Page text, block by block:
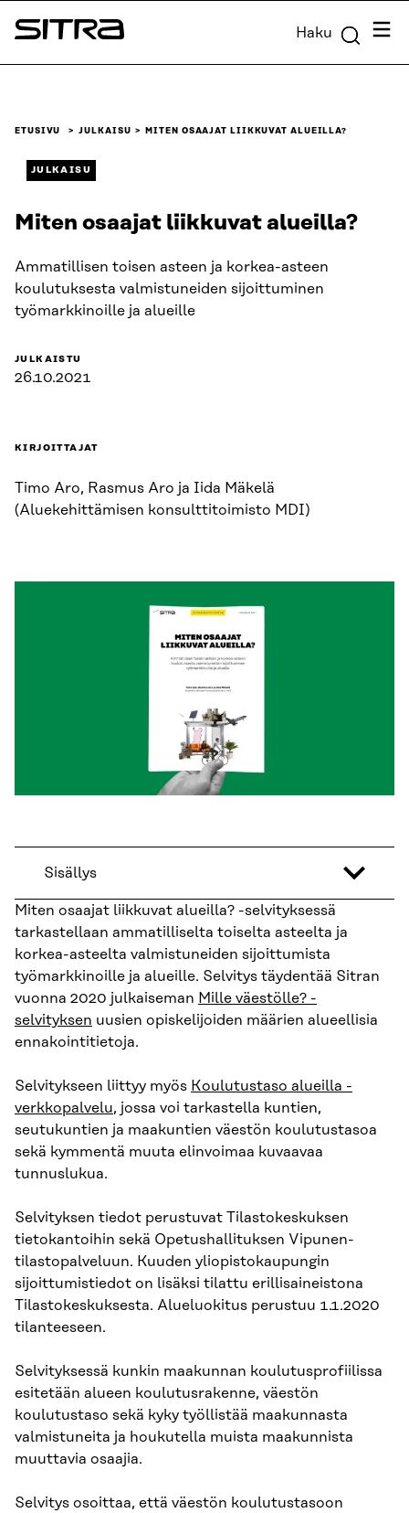
Siirry
suoraan
Sitra Haku
ETUSIVU JULKAISU MITEN OSAAJAT LIIKKUVAT ALUEILLA?
JULKAISU
Miten osaajat liikkuvat alueilla?
Ammatillisen toisen asteen ja korkea-asteen
koulutuksesta valmistuneiden sijoittuminen
työmarkkinoille ja alueille
JULKAISTU
26.10.2021
KIRJOITTAJAT
Timo Aro, Rasmus Aro ja Iida Mäkelä
(Aluekehittämisen konsulttitoimisto MDI)
Sisällys
Miten osaajat liikkuvat alueilla? -selvityksessä
tarkastellaan ammatilliselta toiselta asteelta ja
korkea-asteelta valmistuneiden sijoittumista
työmarkkinoille ja alueille. Selvitys täydentää Sitran
vuonna 2020 julkaiseman Mille väestölle? -
selvityksen uusien opiskelijoiden määrien alueellisia
ennakointitietoja.
Selvitykseen liittyy myös Koulutustaso alueilla -
verkkopalvelu, jossa voi tarkastella kuntien,
seutukuntien ja maakuntien väestön koulutustasoa
sekä kymmentä muuta elinvoimaa kuvaavaa
tunnuslukua.
Selvityksen tiedot perustuvat Tilastokeskuksen
tietokantoihin sekä Opetushallituksen Vipunen-
tilastopalveluun. Kuuden yliopistokaupungin
sijoittumistiedot on lisäksi tilattu erillisaineistona
Tilastokeskuksesta. Alueluokitus perustuu 1.1.2020
tilanteeseen.
Selvityksessä kunkin maakunnan koulutusprofiilissa
esitetään alueen koulutusrakenne, väestön
koulutustaso sekä kyky työllistää maakunnasta
valmistuneita ja houkutella muista maakunnista
muuttavia osaajia.
Selvitys osoittaa, että väestön koulutustasoon